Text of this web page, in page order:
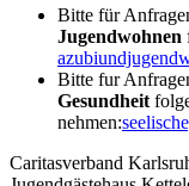
Bitte für
Jugendwohnen
Bitte fur
Gesundheit
nehmen:
Caritasverband